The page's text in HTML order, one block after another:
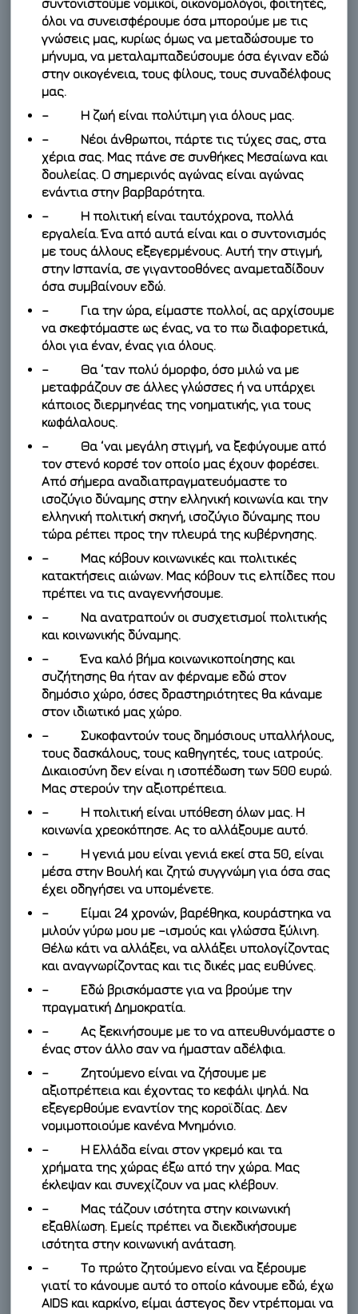
συντονιστούμε νομικοί, οικονομολόγοι, φοιτητές,
όλοι να συνεισφέρουμε όσα μπορούμε με τις
γνώσεις μας, κυρίως όμως να μεταδώσουμε το
μήνυμα, να μεταλαμπαδεύσουμε όσα έγιναν εδώ
στην οικογένεια, τους φίλους, τους συναδέλφους
μας.
– Η ζωή είναι πολύτιμη για όλους μας.
– Νέοι άνθρωποι, πάρτε τις τύχες σας, στα
χέρια σας. Μας πάνε σε συνθήκες Μεσαίωνα και
δουλείας. Ο σημερινός αγώνας είναι αγώνας
ενάντια στην βαρβαρότητα.
– Η πολιτική είναι ταυτόχρονα, πολλά
εργαλεία. Ένα από αυτά είναι και ο συντονισμός
με τους άλλους εξεγερμένους. Αυτή την στιγμή,
στην Ισπανία, σε γιγαντοοθόνες αναμεταδίδουν
όσα συμβαίνουν εδώ.
– Για την ώρα, είμαστε πολλοί, ας αρχίσουμε
να σκεφτόμαστε ως ένας, να το πω διαφορετικά,
όλοι για έναν, ένας για όλους.
– Θα ‘ταν πολύ όμορφο, όσο μιλώ να με
μεταφράζουν σε άλλες γλώσσες ή να υπάρχει
κάποιος διερμηνέας της νοηματικής, για τους
κωφάλαλους.
– Θα ‘ναι μεγάλη στιγμή, να ξεφύγουμε από
τον στενό κορσέ τον οποίο μας έχουν φορέσει.
Από σήμερα αναδιαπραγματευόμαστε το
ισοζύγιο δύναμης στην ελληνική κοινωνία και την
ελληνική πολιτική σκηνή, ισοζύγιο δύναμης που
τώρα ρέπει προς την πλευρά της κυβέρνησης.
– Μας κόβουν κοινωνικές και πολιτικές
κατακτήσεις αιώνων. Μας κόβουν τις ελπίδες που
πρέπει να τις αναγεννήσουμε.
– Να ανατραπούν οι συσχετισμοί πολιτικής
και κοινωνικής δύναμης.
– Ένα καλό βήμα κοινωνικοποίησης και
συζήτησης θα ήταν αν φέρναμε εδώ στον
δημόσιο χώρο, όσες δραστηριότητες θα κάναμε
στον ιδιωτικό μας χώρο.
– Συκοφαντούν τους δημόσιους υπαλλήλους,
τους δασκάλους, τους καθηγητές, τους ιατρούς.
Δικαιοσύνη δεν είναι η ισοπέδωση των 500 ευρώ.
Μας στερούν την αξιοπρέπεια.
– Η πολιτική είναι υπόθεση όλων μας. Η
κοινωνία χρεοκόπησε. Ας το αλλάξουμε αυτό.
– Η γενιά μου είναι γενιά εκεί στα 50, είναι
μέσα στην Βουλή και ζητώ συγγνώμη για όσα σας
έχει οδηγήσει να υπομένετε.
– Είμαι 24 χρονών, βαρέθηκα, κουράστηκα να
μιλούν γύρω μου με –ισμούς και γλώσσα ξύλινη.
Θέλω κάτι να αλλάξει, να αλλάξει υπολογίζοντας
και αναγνωρίζοντας και τις δικές μας ευθύνες.
– Εδώ βρισκόμαστε για να βρούμε την
πραγματική Δημοκρατία.
– Ας ξεκινήσουμε με το να απευθυνόμαστε ο
ένας στον άλλο σαν να ήμασταν αδέλφια.
– Ζητούμενο είναι να ζήσουμε με
αξιοπρέπεια και έχοντας το κεφάλι ψηλά. Να
εξεγερθούμε εναντίον της κοροϊδίας. Δεν
νομιμοποιούμε κανένα Μνημόνιο.
– Η Ελλάδα είναι στον γκρεμό και τα
χρήματα της χώρας έξω από την χώρα. Μας
έκλεψαν και συνεχίζουν να μας κλέβουν.
– Μας τάζουν ισότητα στην κοινωνική
εξαθλίωση. Εμείς πρέπει να διεκδικήσουμε
ισότητα στην κοινωνική ανάταση.
– Το πρώτο ζητούμενο είναι να ξέρουμε
γιατί το κάνουμε αυτό το οποίο κάνουμε εδώ, έχω
AIDS και καρκίνο, είμαι άστεγος δεν ντρέπομαι να